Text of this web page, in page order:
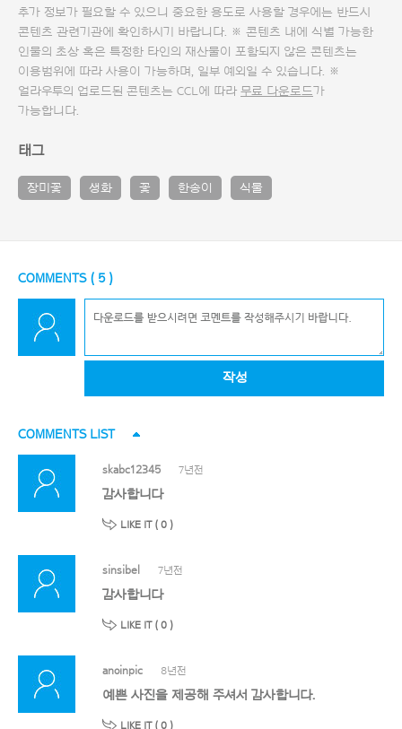
추가 정보가 필요할 수 있으니 중요한 용도로 사용할 경우에는 반드시
콘텐츠 관련기관에 확인하시기 바랍니다. ※ 콘텐츠 내에 식별 가능한
인물의 초상 혹은 특정한 타인의 재산물이 포함되지 않은 콘텐츠는
이용범위에 따라 사용이 가능하며, 일부 예외일 수 있습니다. ※
얼라우투의 업로드된 콘텐츠는 CCL에 따라 무료 다운로드가
가능합니다.
태그
장미꽃 생화 꽃 한송이 식물
COMMENTS ( 5)
작성
COMMENTS LIST
skabc12345 7년전
감사합니다
LIKE IT ( 0 )
sinsibel 7년전
감사합니다
LIKE IT ( 0 )
anoinpic 8년전
예쁜 사진을 제공해 주셔서 감사합니다.
LIKE IT ( 0 )